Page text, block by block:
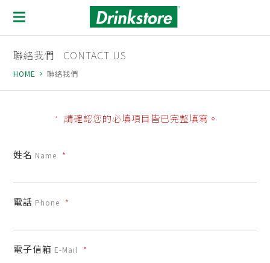
聯絡我們 CONTACT US
HOME navigate_next 聯絡我們
* 請確認您的必填項目皆已完整填寫。
姓名 Name *
電話 Phone *
電子信箱 E-Mail *